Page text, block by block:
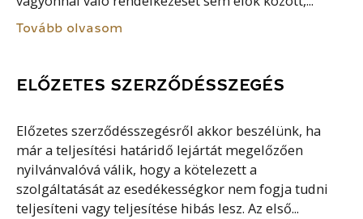
Tovább olvasom
ELŐZETES SZERZŐDÉSSZEGÉS
Előzetes szerződésszegésről akkor beszélünk, ha
már a teljesítési határidő lejártát megelőzően
nyilvánvalóvá válik, hogy a kötelezett a
szolgáltatását az esedékességkor nem fogja tudni
teljesíteni vagy teljesítése hibás lesz. Az első...